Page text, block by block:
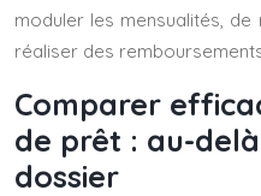
moduler les mensualités,
réaliser des
Comparer
de prêt : au-
dossier